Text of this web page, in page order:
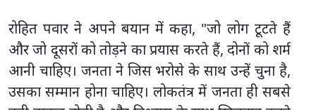
रोहित पवार ने अपने बयान में कहा, "जो लोग टूटते हैं
और जो दूसरों को तोड़ने का प्रयास करते हैं, दोनों को शर्म
आनी चाहिए। जनता ने जिस भरोसे के साथ उन्हें चुना है,
उसका सम्मान होना चाहिए। लोकतंत्र में जनता ही सबसे